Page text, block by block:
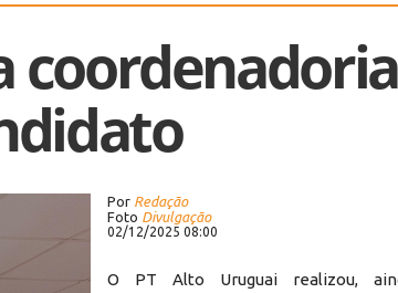
coordenadoria
Por Redação
Foto Divulgação
02/12/2025 08:00
O PT Alto Uruguai realizou,